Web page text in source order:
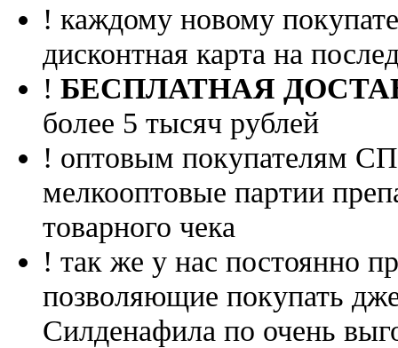
! каждому новому
дисконтная карта на
! БЕСПЛАТНАЯ
более 5 тысяч рублей
! оптовым покупателям
мелкооптовые партии
товарного чека
! так же у нас постоянно
позволяющие покупать
Силденафила по очень